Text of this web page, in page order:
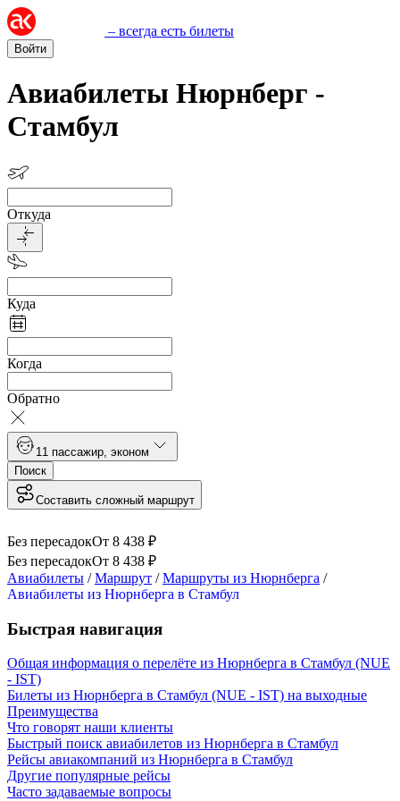
– всегда есть билеты
Войти
Авиабилеты Нюрнберг -
Стамбул
Откуда
Куда
Когда
Обратно
1 1 пассажир эконом
Поиск
Составить сложный маршрут
Без пересадокОт 8 438 ₽
Без пересадокОт 8 438 ₽
Авиабилеты /Маршрут /Маршруты из Нюрнберга /
Авиабилеты из Нюрнберга в Стамбул
Быстрая навигация
Общая информация о перелёте из Нюрнберга в Стамбул (NUE
- IST)
Билеты из Нюрнберга в Стамбул (NUE - IST) на выходные
Преимущества
Что говорят наши клиенты
Быстрый поиск авиабилетов из Нюрнберга в Стамбул
Рейсы авиакомпаний из Нюрнберга в Стамбул
Другие популярные рейсы
Часто задаваемые вопросы